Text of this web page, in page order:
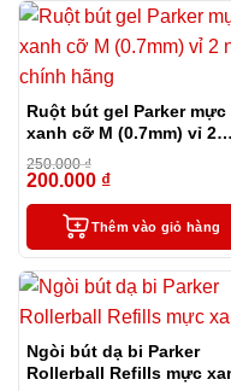
Ruột bút gel Parker mực
xanh cỡ M (0.7mm) vỉ 2
ngòi chính hãng
250.000₫
200.000 ₫
Thêm vào giỏ hàng
Ngòi bút dạ bi Parker
Rollerball Refills mực